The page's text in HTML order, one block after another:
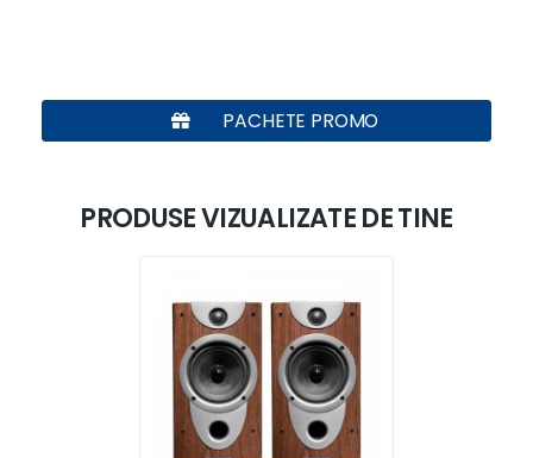
PACHETE PROMO
PRODUSE VIZUALIZATE DE TINE